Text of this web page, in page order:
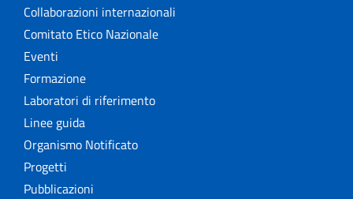
Collaborazioni internazionali
Comitato Etico Nazionale
Eventi
Formazione
Laboratori di riferimento
Linee guida
Organismo Notificato
Progetti
Pubblicazioni